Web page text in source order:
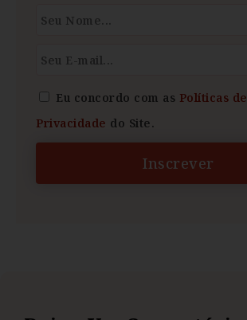
Eu concordo com as Políticas de
Privacidade do Site.
Inscrever